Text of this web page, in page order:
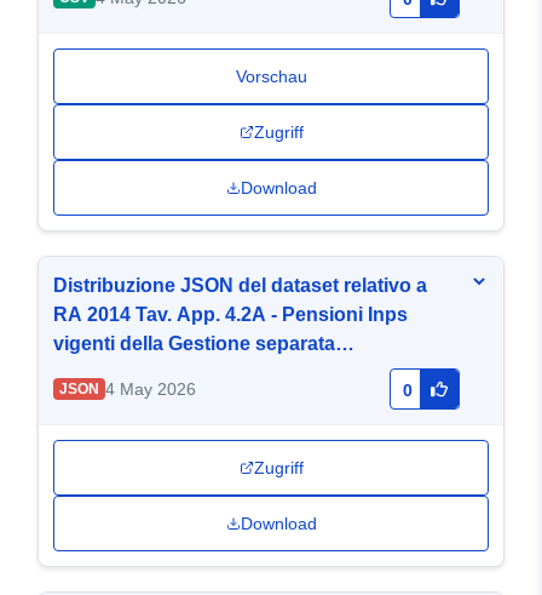
Vorschau
Zugriff
Download
Distribuzione JSON del dataset relativo a
RA 2014 Tav. App. 4.2A - Pensioni Inps
vigenti della Gestione separata
categoria e sesso
JSON 4 May 2026 0
Zugriff
Download